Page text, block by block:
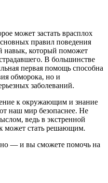
может застать врасплох
правил поведения
навык, который поможет
В большинстве
первая помощь способна
обморока, но и
заболеваний.
к окружающим и знание
наш мир безопаснее. Не
ведь в экстренной
может стать решающим.
— и вы сможете помочь на